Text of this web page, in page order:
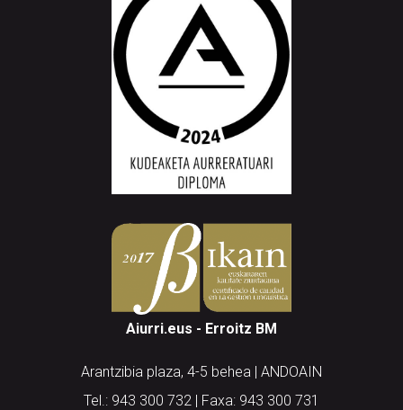
Aiurri.eus - Erroitz BM
Arantzibia plaza, 4-5 behea | ANDOAIN
Tel.: 943 300 732 | Faxa: 943 300 731